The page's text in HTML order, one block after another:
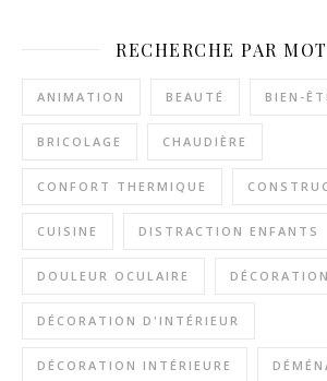
RECHERCHE PAR
ANIMATION BEAUTÉ BIEN-
BRICOLAGE CHAUDIÈRE
CONFORT THERMIQUE
CUISINE DISTRACTION ENFANTS
DOULEUR OCULAIRE DÉCORATION
DÉCORATION D'INTÉRIEUR
DÉCORATION INTÉRIEURE